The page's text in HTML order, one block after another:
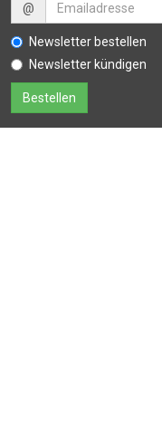
@
Newsletter bestellen
Newsletter kündigen